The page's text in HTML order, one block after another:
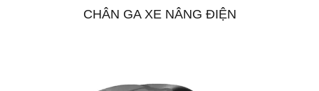
CHÂN GA XE NÂNG ĐIỆN